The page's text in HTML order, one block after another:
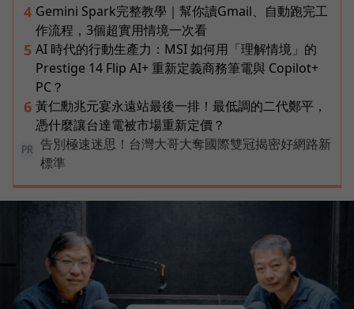
4 Gemini Spark完整教學｜幫你讀Gmail、自動跑完工
作流程，3個超實用情境一次看
5 AI 時代的行動生產力：MSI 如何用「理解情境」的
Prestige 14 Flip AI+ 重新定義商務筆電與 Copilot+
PC？
6 黃仁勳兆元宴永遠站最後一排！最低調的二代鄭平，
憑什麼讓台達電被市場重新定價？
PR
告別極速迷思！台灣大哥大奪國際雙冠揭密好網路新
標準